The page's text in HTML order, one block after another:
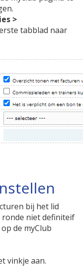
>
tabblad naar
bij het lid
niet definiteif
de myClub
vinkje aan.